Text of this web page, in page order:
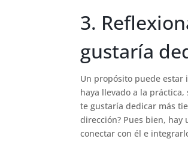
3.
gustaría
Un propósito puede estar
haya llevado a la
te gustaría dedicar más
dirección? Pues bien,
conectar con él e